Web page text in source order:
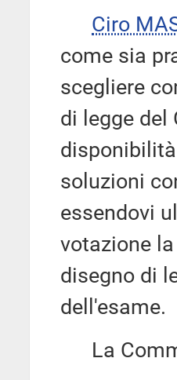
Ciro
come sia
scegliere
di legge del
soluzioni
essendovi
votazione
disegno di
dell'esame.
La